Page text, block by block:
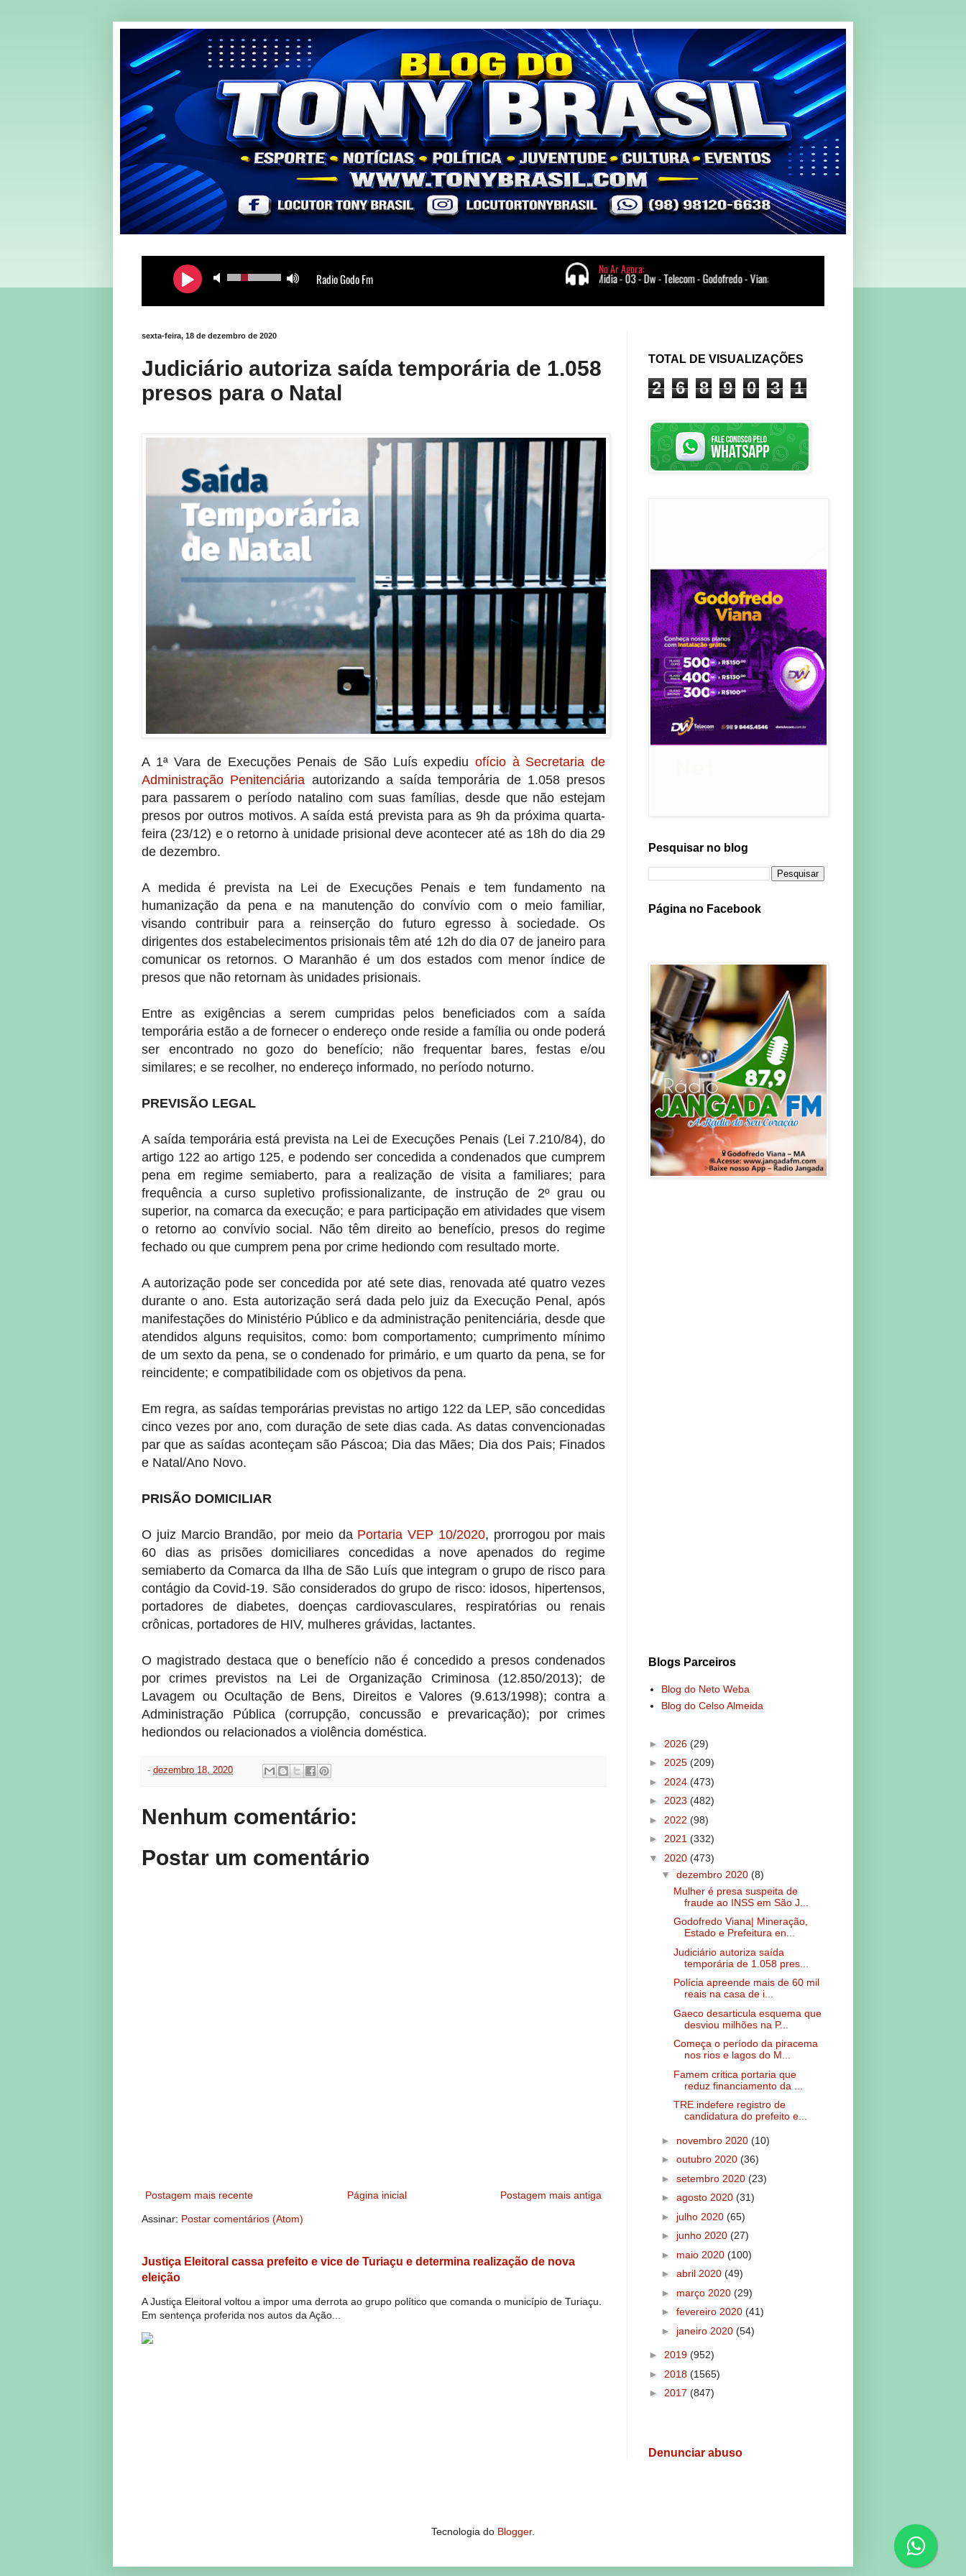
sexta-feira, 18 de dezembro de 2020
Judiciário autoriza saída temporária de 1.058
presos para o Natal
A 1ª Vara de Execuções Penais de São Luís expediu ofício à Secretaria de
Administração Penitenciária autorizando a saída temporária de 1.058 presos
para passarem o período natalino com suas famílias, desde que não estejam
presos por outros motivos. A saída está prevista para as 9h da próxima quarta-
feira (23/12) e o retorno à unidade prisional deve acontecer até as 18h do dia 29
de dezembro.
A medida é prevista na Lei de Execuções Penais e tem fundamento na
humanização da pena e na manutenção do convívio com o meio familiar,
visando contribuir para a reinserção do futuro egresso à sociedade. Os
dirigentes dos estabelecimentos prisionais têm até 12h do dia 07 de janeiro para
comunicar os retornos. O Maranhão é um dos estados com menor índice de
presos que não retornam às unidades prisionais.
Entre as exigências a serem cumpridas pelos beneficiados com a saída
temporária estão a de fornecer o endereço onde reside a família ou onde poderá
ser encontrado no gozo do benefício; não frequentar bares, festas e/ou
similares; e se recolher, no endereço informado, no período noturno.
PREVISÃO LEGAL
A saída temporária está prevista na Lei de Execuções Penais (Lei 7.210/84), do
artigo 122 ao artigo 125, e podendo ser concedida a condenados que cumprem
pena em regime semiaberto, para a realização de visita a familiares; para
frequência a curso supletivo profissionalizante, de instrução de 2º grau ou
superior, na comarca da execução; e para participação em atividades que visem
o retorno ao convívio social. Não têm direito ao benefício, presos do regime
fechado ou que cumprem pena por crime hediondo com resultado morte.
A autorização pode ser concedida por até sete dias, renovada até quatro vezes
durante o ano. Esta autorização será dada pelo juiz da Execução Penal, após
manifestações do Ministério Público e da administração penitenciária, desde que
atendidos alguns requisitos, como: bom comportamento; cumprimento mínimo
de um sexto da pena, se o condenado for primário, e um quarto da pena, se for
reincidente; e compatibilidade com os objetivos da pena.
Em regra, as saídas temporárias previstas no artigo 122 da LEP, são concedidas
cinco vezes por ano, com duração de sete dias cada. As datas convencionadas
par que as saídas aconteçam são Páscoa; Dia das Mães; Dia dos Pais; Finados
e Natal/Ano Novo.
PRISÃO DOMICILIAR
O juiz Marcio Brandão, por meio da Portaria VEP 10/2020, prorrogou por mais
60 dias as prisões domiciliares concedidas a nove apenados do regime
semiaberto da Comarca da Ilha de São Luís que integram o grupo de risco para
contágio da Covid-19. São considerados do grupo de risco: idosos, hipertensos,
portadores de diabetes, doenças cardiovasculares, respiratórias ou renais
crônicas, portadores de HIV, mulheres grávidas, lactantes.
O magistrado destaca que o benefício não é concedido a presos condenados
por crimes previstos na Lei de Organização Criminosa (12.850/2013); de
Lavagem ou Ocultação de Bens, Direitos e Valores (9.613/1998); contra a
Administração Pública (corrupção, concussão e prevaricação); por crimes
hediondos ou relacionados a violência doméstica.
- dezembro 18, 2020
Nenhum comentário:
Postar um comentário
Postagem mais recente Postagem mais antiga
Página inicial
Assinar: Postar comentários (Atom)
Justiça Eleitoral cassa prefeito e vice de Turiaçu e determina realização de nova
eleição
A Justiça Eleitoral voltou a impor uma derrota ao grupo político que comanda o município de Turiaçu.
Em sentença proferida nos autos da Ação...
TOTAL DE VISUALIZAÇÕES
2 6 8 9 0 3 1
Pesquisar no blog
Página no Facebook
Blogs Parceiros
Blog do Neto Weba
Blog do Celso Almeida
► 2026 (29)
► 2025 (209)
► 2024 (473)
► 2023 (482)
► 2022 (98)
► 2021 (332)
▼ 2020 (473)
▼ dezembro 2020 (8)
Mulher é presa suspeita de
fraude ao INSS em São J...
Godofredo Viana| Mineração,
Estado e Prefeitura en...
Judiciário autoriza saída
temporária de 1.058 pres...
Polícia apreende mais de 60 mil
reais na casa de i...
Gaeco desarticula esquema que
desviou milhões na P...
Começa o período da piracema
nos rios e lagos do M...
Famem critica portaria que
reduz financiamento da ...
TRE indefere registro de
candidatura do prefeito e...
► novembro 2020 (10)
► outubro 2020 (36)
► setembro 2020 (23)
► agosto 2020 (31)
► julho 2020 (65)
► junho 2020 (27)
► maio 2020 (100)
► abril 2020 (49)
► março 2020 (29)
► fevereiro 2020 (41)
► janeiro 2020 (54)
► 2019 (952)
► 2018 (1565)
► 2017 (847)
Denunciar abuso
Tecnologia do Blogger.